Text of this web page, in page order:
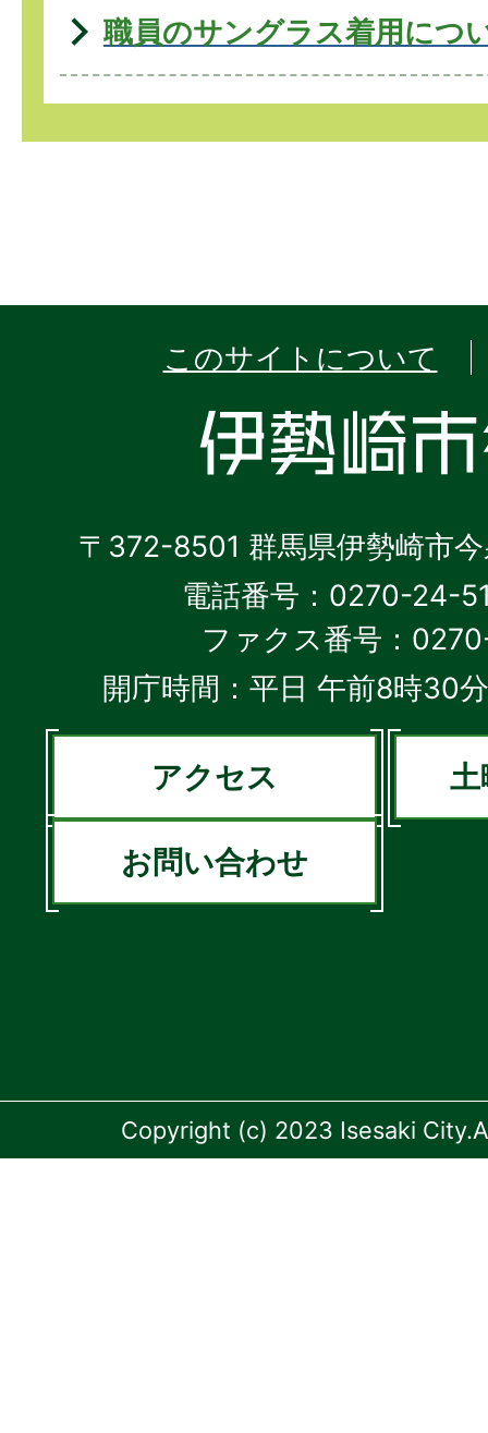
職員のサングラス着用につ
このサイトについて
〒372-8501 群馬県伊勢崎市
電話番号：0270-24-
ファクス番号：
開庁時間：平日 午前8時30
アクセス 土
お問い合わせ
Copyright (c) 2023 Isesaki